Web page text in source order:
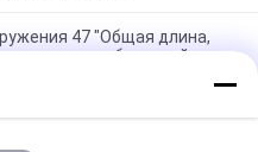
47 "Общая длина,
кварцевым оболочкой
кварца 380V,